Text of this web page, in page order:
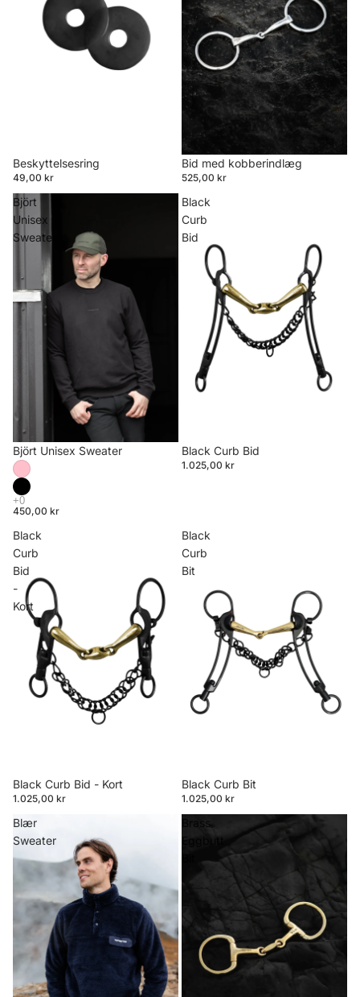
Beskyttelsesring
49,00 kr
Bid med kobberindlæg
525,00 kr
Björt
Unisex
Sweater
Björt Unisex Sweater
450,00 kr
Black
Curb
Bid
Black Curb Bid
1.025,00 kr
Black
Curb
Bid
-
Kort
Black Curb Bid - Kort
1.025,00 kr
Black
Curb
Bit
Black Curb Bit
1.025,00 kr
Blær
Sweater
Brass
Eggbutt